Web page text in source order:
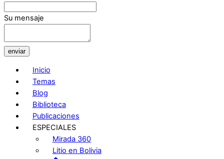
Su mensaje
enviar
Inicio
Temas
Blog
Biblioteca
Publicaciones
ESPECIALES
Mirada 360
Litio en Bolivia